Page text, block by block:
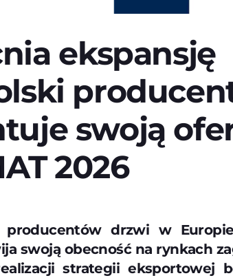
ekspansję
swoją
2026
producentów drzwi w
swoją obecność na rynkach
strategii eksportowej